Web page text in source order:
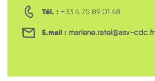
Tél. : +33 4 75 89 01 48
E.mail : marlene.ratel@asv-cdc.fr